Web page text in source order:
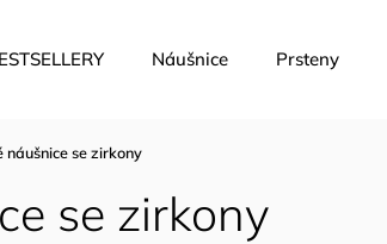
Náušnice Prsteny
náušnice se zirkony
se zirkony